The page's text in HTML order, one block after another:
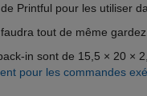
Printful pour les utiliser
tout de même
in sont de 15,5 × 20 ×
pour les commandes